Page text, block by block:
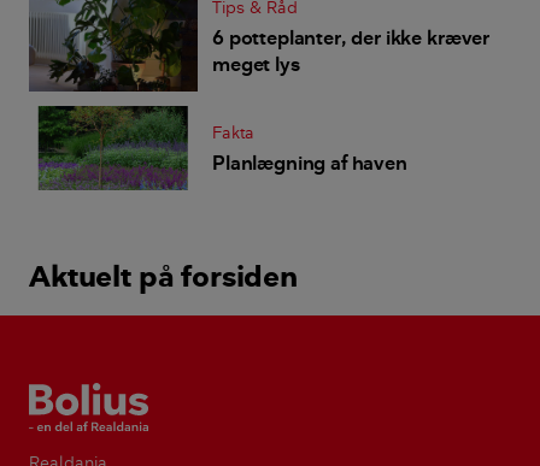
Tips & Råd
6 potteplanter, der ikke kræver
meget lys
Fakta
Planlægning af haven
Aktuelt på forsiden
Bolius